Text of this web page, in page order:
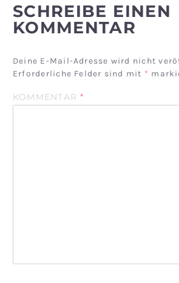
SCHREIBE EINEN
KOMMENTAR
Deine E-Mail-Adresse wird nicht
Erforderliche Felder sind mit *
KOMMENTAR*